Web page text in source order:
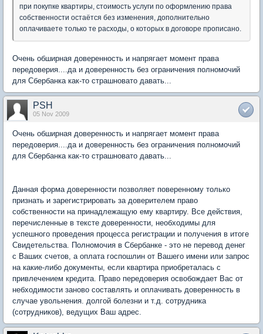
при покупке квартиры, стоимость услуги по оформлению права
собственности остаётся без изменения, дополнительно
оплачиваете только те расходы, о которых в договоре прописано.
Очень обширная доверенность и напрягает момент права
передоверия....да и доверенность без ограничения полномочий
для Сбербанка как-то страшновато давать...
PSH
05 Nov 2009
Очень обширная доверенность и напрягает момент права
передоверия....да и доверенность без ограничения полномочий
для Сбербанка как-то страшновато давать...
Данная форма доверенности позволяет поверенному только
признать и зарегистрировать за доверителем право
собственности на принадлежащую ему квартиру. Все действия,
перечисленные в тексте доверенности, необходимы для
успешного проведения процесса регистрации и получения в итоге
Свидетельства. Полномочия в Сбербанке - это не перевод денег
с Ваших счетов, а оплата госпошлин от Вашего имени или запрос
на какие-либо документы, если квартира приобреталась с
привлечением кредита. Право передоверия освобождает Вас от
небходимости заново составлять и оплачивать доверенность в
случае увольнения. долгой болезни и т.д. сотрудника
(сотрудников), ведущих Ваш адрес.